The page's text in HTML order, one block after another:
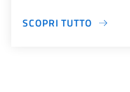
SCOPRI TUTTO